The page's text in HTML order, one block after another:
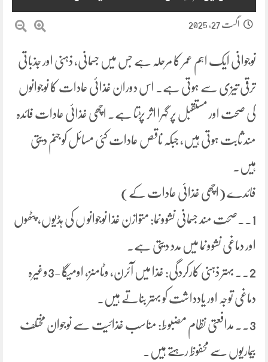
اگست 27, 2025
نوجوانی ایک اہم عمر کا مرحلہ ہے جس میں جسمانی، ذہنی اور جذباتی
ترقی تیزی سے ہوتی ہے۔ اس دوران غذائی عادات کا نوجوانوں
کی صحت اور مستقبل پر گہرا اثر پڑتا ہے۔ اچھی غذائی عادات فائدہ
مند ثابت ہوتی ہیں، جبکہ ناقص عادات کئی مسائل کو جنم دیتی
ہیں۔
فائدے (اچھی غذائی عادات کے)
1.۔صحت مند جسمانی نشوونما: متوازن غذا نوجوانو ں کی ہڈیوں، پٹھوں
اور دماغی نشوونما میں مدد دیتی ہے۔
2.۔ بہتر ذہنی کارکردگی: غذا میں آئرن، وٹامنز، اومیگا -3وغیرہ
دماغی توجہ اور یادداشت کو بہتر بناتے ہیں۔
3.۔ مدافعتی نظام مضبوط: مناسب غذائیت سے نوجوان مختلف
بیماریوں سے محفوظ رہتے ہیں۔